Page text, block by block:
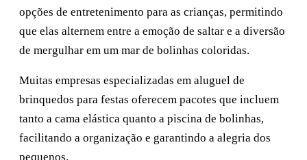
opções de entretenimento para as crianças, permitindo
que elas alternem entre a emoção de saltar e a diversão
de mergulhar em um mar de bolinhas coloridas.
Muitas empresas especializadas em aluguel de
brinquedos para festas oferecem pacotes que incluem
tanto a cama elástica quanto a piscina de bolinhas,
facilitando a organização e garantindo a alegria dos
pequenos.